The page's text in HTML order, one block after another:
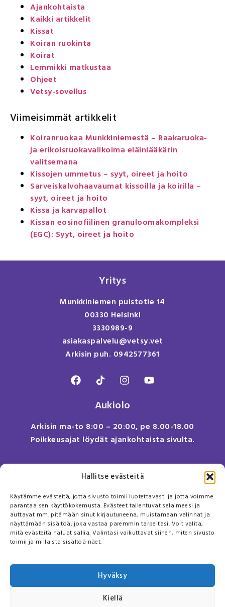
Hallitse evästeitä
Käytämme evästeitä, jotta sivusto toimii luotettavasti ja jotta voimme
parantaa sen käyttökokemusta. Evästeet tallentuvat selaimeesi ja
auttavat mm. pitämään sinut kirjautuneena, muistamaan valinnat ja
näyttämään sisältöä, joka vastaa paremmin tarpeitasi. Voit valita,
mitä evästeitä haluat sallia. Valintasi vaikuttavat siihen, miten sivusto
toimii ja millaista sisältöä näet.
Hyväksy
Kiellä
Ajankohtaista
Kaikki artikkelit
Kissat
Koiran ruokinta
Koirat
Lemmikki matkustaa
Ohjeet
Vetsy-sovellus
Viimeisimmät artikkelit
Koiranruokaa Munkkiniemestä – Raakaruoka-
ja erikoisruokavalikoima eläinlääkärin
valitsemana
Kissojen ummetus – syyt, oireet ja hoito
Sarveiskalvohaavaumat kissoilla ja koirilla –
syyt, oireet ja hoito
Kissa ja karvapallot
Kissan eosinofiilinen granuloomakompleksi
(EGC): Syyt, oireet ja hoito
Yritys
Munkkiniemen puistotie 14
00330 Helsinki
3330989-9
asiakaspalvelu@vetsy.vet
Arkisin puh. 0942577361
Aukiolo
Arkisin ma-to 8:00 – 20:00, pe 8.00-18.00
Poikkeusajat löydät ajankohtaista sivulta.
Anna meille palautetta
Sivusto
Usein kysyttyä
Tietosuojaseloste
Puhelinreseptin toimitus- ja maksuehdot